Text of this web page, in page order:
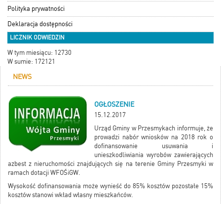
Polityka prywatności
Deklaracja dostępności
LICZNIK ODWIEDZIN
W tym miesiącu: 12730
W sumie: 172121
NEWS
OGŁOSZENIE
15.12.2017
Urząd Gminy w Przesmykach informuje, że
prowadzi nabór wniosków na 2018 rok o
dofinansowanie usuwania i
unieszkodliwiania wyrobów zawierających
azbest z nieruchomości znajdujących się na terenie Gminy Przesmyki w
ramach dotacji WFOŚiGW.
Wysokość dofinansowania może wynieść do 85% kosztów pozostałe 15%
kosztów stanowi wkład własny mieszkańców.